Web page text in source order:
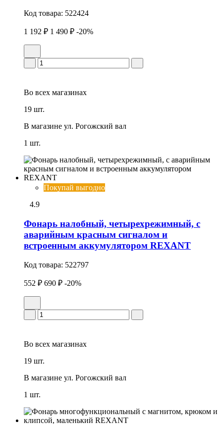
Код товара: 522424
1 192 ₽ 1 490 ₽ -20%
Во всех магазинах
19 шт.
В магазине ул. Рогожский вал
1 шт.
Покупай выгодно
4.9
Фонарь налобный, четырехрежимный, с
аварийным красным сигналом и
встроенным аккумулятором REXANT
Код товара: 522797
552 ₽ 690 ₽ -20%
Во всех магазинах
19 шт.
В магазине ул. Рогожский вал
1 шт.